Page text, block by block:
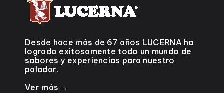
Desde hace más de 67 años LUCERNA ha
logrado exitosamente todo un mundo de
sabores y experiencias para nuestro
paladar.
Ver más →